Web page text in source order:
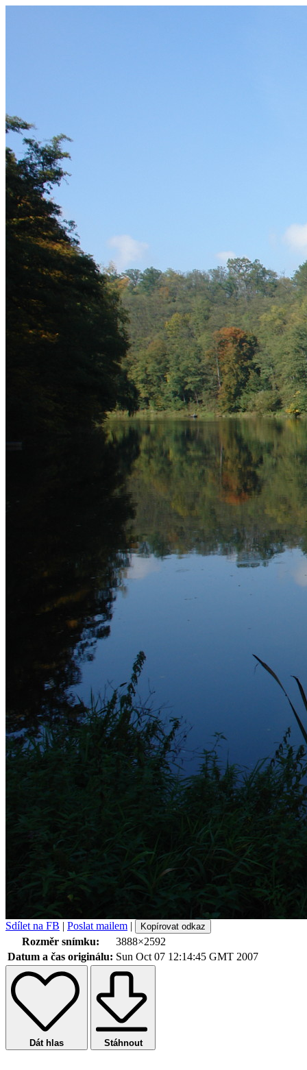
Sdílet na FB | Poslat mailem | Kopírovat odkaz
Rozměr snímku:
3888×2592
Datum a čas originálu: Sun Oct 07 12:14:45 GMT 2007
Dát hlas Stáhnout